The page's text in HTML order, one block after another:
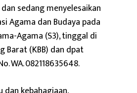
dan sedang menyelesaikan
Agama dan Budaya pada
Agama (S3), tinggal di
Barat (KBB) dan dpat
WA. 082118635648.